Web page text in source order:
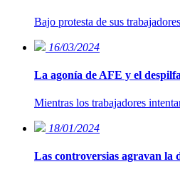
Bajo protesta de sus
16/03/2024
La agonía de AFE y el
Mientras los trabajadores
18/01/2024
Las controversias agravan la